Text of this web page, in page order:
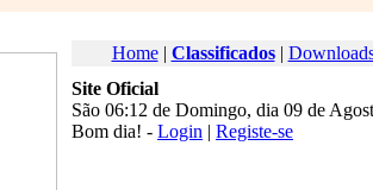
Home| Classificados|
Site Oficial
São 06:12 de Domingo, dia 09 de
Bom dia! - Login | Registe-se